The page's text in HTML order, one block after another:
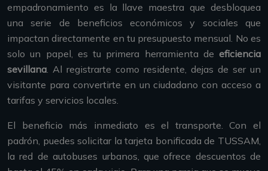
empadronamiento es la llave maestra que desbloquea
una serie de beneficios económicos y sociales que
impactan directamente en tu presupuesto mensual. No es
solo un papel, es tu primera herramienta de eficiencia
sevillana. Al registrarte como residente, dejas de ser un
visitante para convertirte en un ciudadano con acceso a
tarifas y servicios locales.
El beneficio más inmediato es el transporte. Con el
padrón, puedes solicitar la tarjeta bonificada de TUSSAM,
la red de autobuses urbanos, que ofrece descuentos de